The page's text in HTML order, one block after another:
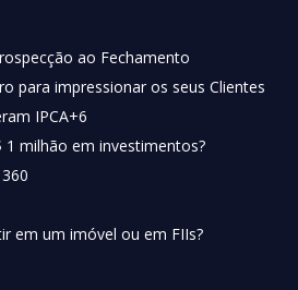
ao Fechamento
para impressionar os seus Clientes
IPCA+6
1 milhão em investimentos?
em um imóvel ou em FIIs?